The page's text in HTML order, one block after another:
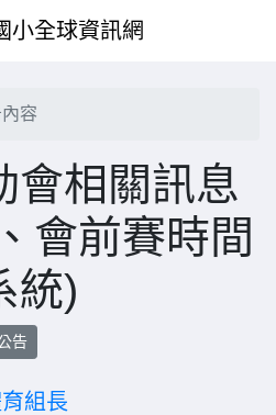
小全球資訊網
容
會相關訊息
會前賽時間
統)
告
組長